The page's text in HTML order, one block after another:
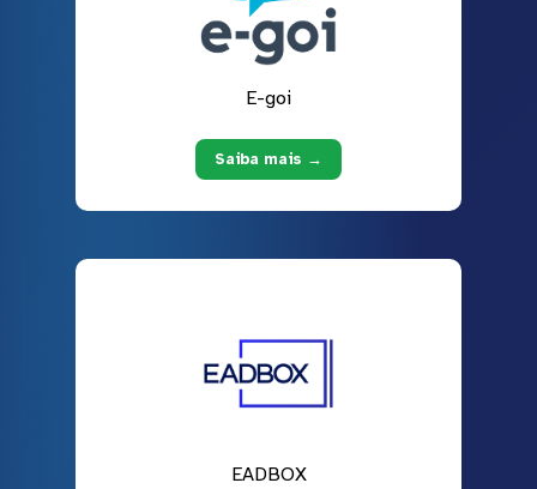
E-goi
Saiba mais →
EADBOX